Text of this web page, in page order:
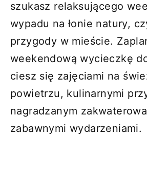
szukasz relaksującego
wypadu na łonie natury,
przygody w mieście.
weekendową wycieczkę
ciesz się zajęciami na
powietrzu, kulinarnymi
nagradzanym
zabawnymi wydarzeniami.